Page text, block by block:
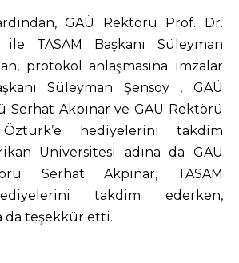
GAÜ Rektörü Prof. Dr.
TASAM Başkanı Süleyman
protokol anlaşmasına imzalar
Süleyman Şensoy , GAÜ
Serhat Akpınar ve GAÜ Rektörü
Öztürk’e hediyelerini takdim
Üniversitesi adına da GAÜ
Serhat Akpınar, TASAM
takdim ederken,
da teşekkür etti.